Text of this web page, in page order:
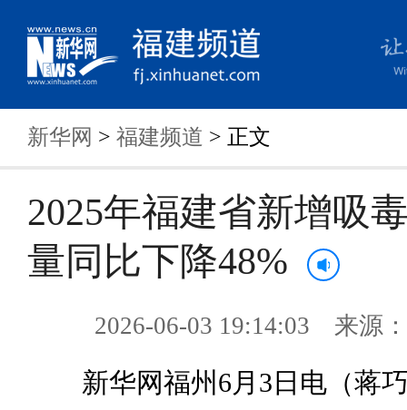
新华网 > 福建频道 > 正文
2025年福建省新增吸
量同比下降48%
2026-06-03 19:14:03 来源
新华网福州6月3日电（蒋巧